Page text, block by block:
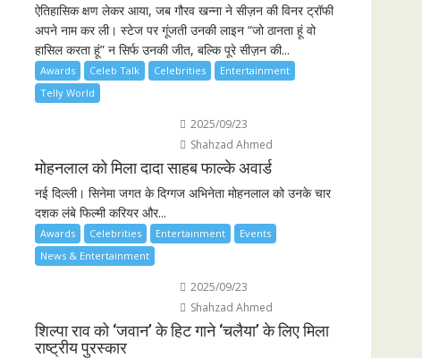
ऐतिहासिक क्षण लेकर आया, जब गौरव खन्ना ने सीज़न की विनर ट्रॉफी
अपने नाम कर ली। स्टेज पर गूंजती उनकी लाइन “जो ठानता हूं वो
हासिल करता हूं” न सिर्फ उनकी जीत, बल्कि पूरे सीज़न की...
Awards Celeb Talk Celebrities
Entertainment
Telly World
2025/09/23
Shahzad Ahmed
मोहनलाल को मिला दादा साहब फाल्के अवार्ड
नई दिल्ली। सिनेमा जगत के दिग्गज अभिनेता मोहनलाल को उनके चार
दशक लंबे फिल्मी करियर और...
Awards Celebrities Entertainment
Events
News & Entertainment
2025/09/23
Shahzad Ahmed
शिल्पा राव को ‘जवान’ के हिट गाने ‘चलैया’ के लिए मिला
राष्ट्रीय पुरस्कार